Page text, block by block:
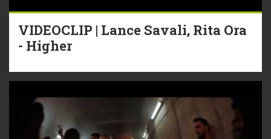
VIDEOCLIP | Lance Savali, Rita Ora
- Higher